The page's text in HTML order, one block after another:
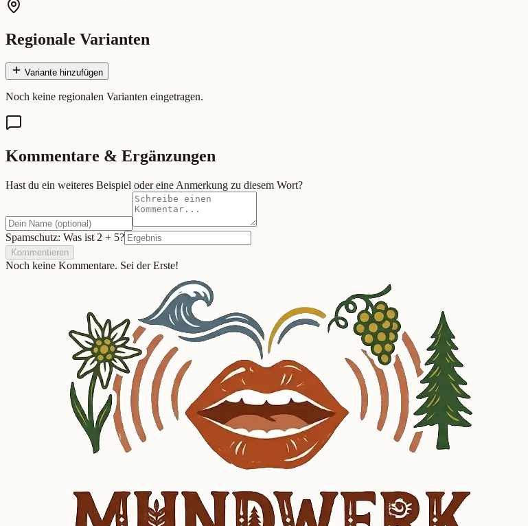
Regionale Varianten
Variante hinzufügen
Noch keine regionalen Varianten eingetragen.
Kommentare & Ergänzungen
Hast du ein weiteres Beispiel oder eine Anmerkung zu diesem Wort?
Spamschutz: Was ist 2 + 5?
Kommentieren
Noch keine Kommentare. Sei der Erste!